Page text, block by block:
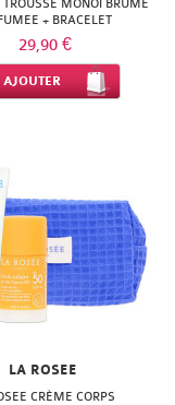
TROUSSE MONOI BRUME
+ BRACELET
29,90 €
à ma liste d’envie
AJOUTER
LA ROSEE
CRÈME CORPS